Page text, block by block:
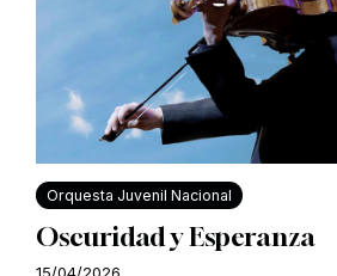
Orquesta Juvenil Nacional
Oscuridad y Esperanza